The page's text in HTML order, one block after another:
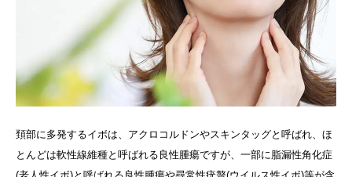
頚部に多発するイボは、アクロコルドンやスキンタッグと呼ばれ、ほ
とんどは軟性線維種と呼ばれる良性腫瘍ですが、一部に脂漏性角化症